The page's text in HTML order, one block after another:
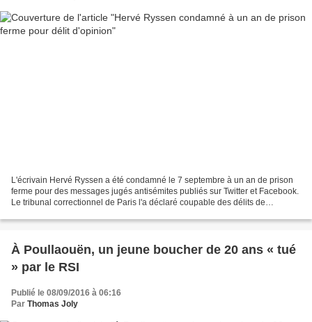
L'écrivain Hervé Ryssen a été condamné le 7 septembre à un an de prison
ferme pour des messages jugés antisémites publiés sur Twitter et Facebook.
Le tribunal correctionnel de Paris l'a déclaré coupable des délits de
À Poullaouën, un jeune boucher de 20 ans « tué
» par le RSI
Publié le 08/09/2016 à 06:16
Par Thomas Joly